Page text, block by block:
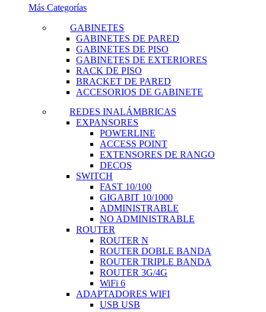
Más Categorías
GABINETES
GABINETES DE PARED
GABINETES DE PISO
GABINETES DE EXTERIORES
RACK DE PISO
BRACKET DE PARED
ACCESORIOS DE GABINETE
REDES INALÁMBRICAS
EXPANSORES
POWERLINE
ACCESS POINT
EXTENSORES DE RANGO
DECOS
SWITCH
FAST 10/100
GIGABIT 10/1000
ADMINISTRABLE
NO ADMINISTRABLE
ROUTER
ROUTER N
ROUTER DOBLE BANDA
ROUTER TRIPLE BANDA
ROUTER 3G/4G
WiFi 6
ADAPTADORES WIFI
USB USB